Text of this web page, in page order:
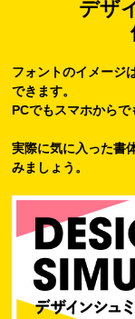
デザ
フォントのイメージ
できます。
PCでもスマホからで
実際に気に入った書
みましょう。